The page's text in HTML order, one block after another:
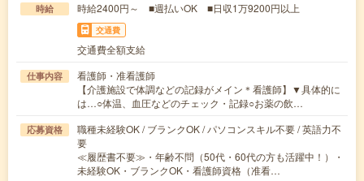
時給 時給2400円～ ■週払いOK ■日収1万9200円以上
交通費
交通費全額支給
仕事内容
看護師・准看護師
【介護施設で体調などの記録がメイン＊看護師】▼具体的に
は…○体温、血圧などのチェック・記録○お薬の飲…
応募資格
職種未経験OK / ブランクOK / パソコンスキル不要 / 英語力不
要
≪履歴書不要≫・年齢不問（50代・60代の方も活躍中！）・
未経験OK・ブランクOK・看護師資格（准看…